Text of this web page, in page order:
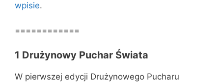
wpisie.
============
1 Drużynowy Puchar Świata
W pierwszej edycji Drużynowego Pucharu